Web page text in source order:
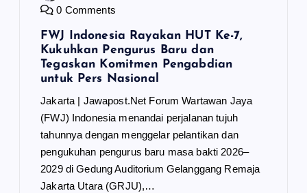
0 Comments
FWJ Indonesia Rayakan HUT Ke-7,
Kukuhkan Pengurus Baru dan
Tegaskan Komitmen Pengabdian
untuk Pers Nasional
Jakarta | Jawapost.Net Forum Wartawan Jaya
(FWJ) Indonesia menandai perjalanan tujuh
tahunnya dengan menggelar pelantikan dan
pengukuhan pengurus baru masa bakti 2026–
2029 di Gedung Auditorium Gelanggang Remaja
Jakarta Utara (GRJU),…